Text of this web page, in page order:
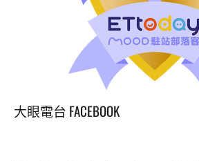
大眼電台 FACEBOOK